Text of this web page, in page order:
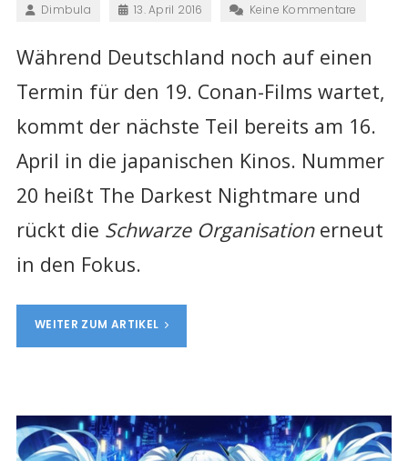
Dimbula 13. April 2016 Keine Kommentare
Während Deutschland noch auf einen
Termin für den 19. Conan-Films wartet,
kommt der nächste Teil bereits am 16.
April in die japanischen Kinos. Nummer
20 heißt The Darkest Nightmare und
rückt die Schwarze Organisationerneut
in den Fokus.
WEITER ZUM ARTIKEL